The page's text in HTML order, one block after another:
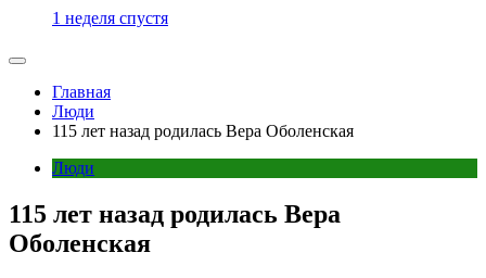
1 неделя спустя
Главная
Люди
115 лет назад родилась Вера Оболенская
Люди
115 лет назад родилась Вера
Оболенская